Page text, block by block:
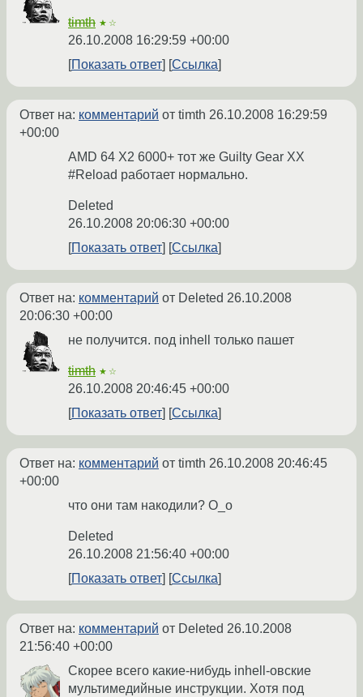
timth ★☆
26.10.2008 16:29:59 +00:00
Показать ответ
Ссылка
Ответ на: комментарий от timth 26.10.2008 16:29:59
+00:00
AMD 64 X2 6000+ тот же Guilty Gear XX
#Reload работает нормально.
Deleted
26.10.2008 20:06:30 +00:00
Показать ответ
Ссылка
Ответ на: комментарий от Deleted 26.10.2008
20:06:30 +00:00
не получится. под inhell только пашет
timth ★☆
26.10.2008 20:46:45 +00:00
Показать ответ
Ссылка
Ответ на: комментарий от timth 26.10.2008 20:46:45
+00:00
что они там накодили? O_o
Deleted
26.10.2008 21:56:40 +00:00
Показать ответ
Ссылка
Ответ на: комментарий от Deleted 26.10.2008
21:56:40 +00:00
Скорее всего какие-нибудь inhell-овские
мультимедийные инструкции. Хотя под